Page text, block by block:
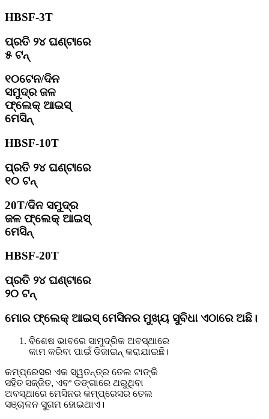
HBSF-3T
ପ୍ରତି ୨୪ ଘଣ୍ଟାରେ
୫ ଟନ୍
୧୦ଟେନ/ଦିନ
ସମୁଦ୍ର ଜଳ
ଫ୍ଲେକ୍ ଆଇସ୍
ମେସିନ୍
HBSF-10T
ପ୍ରତି ୨୪ ଘଣ୍ଟାରେ
୧୦ ଟନ୍
20T/ଦିନ ସମୁଦ୍ର
ଜଳ ଫ୍ଲେକ୍ ଆଇସ୍
ମେସିନ୍
HBSF-20T
ପ୍ରତି ୨୪ ଘଣ୍ଟାରେ
୨୦ ଟନ୍
ମୋର ଫ୍ଲେକ୍ ଆଇସ୍ ମେସିନର ମୁଖ୍ୟ ସୁବିଧା ଏଠାରେ ଅଛି।
ବିଶେଷ ଭାବରେ ସାମୁଦ୍ରିକ ଅବସ୍ଥାରେ
କାମ କରିବା ପାଇଁ ଡିଜାଇନ୍ କରାଯାଇଛି।
କମ୍ପ୍ରେସର ଏକ ସ୍ୱତନ୍ତ୍ର ତେଲ ଟାଙ୍କି
ସହିତ ସଜ୍ଜିତ, ଏବଂ ଡଙ୍ଗାରେ ଥରୁଥିବା
ଅବସ୍ଥାରେ ମେସିନର କମ୍ପ୍ରେସର ତେଲ
ସଞ୍ଚାଳନ ସୁଗମ ହୋଇଥାଏ।